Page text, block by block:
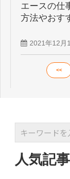
エースの仕
方法やおす
2021年12月
<<
人気記